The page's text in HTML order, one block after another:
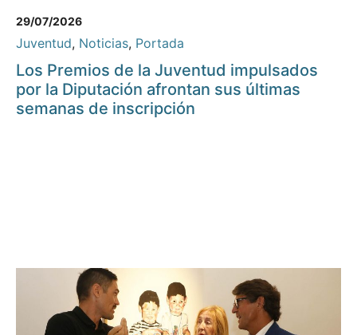
29/07/2026
Juventud, Noticias, Portada
Los Premios de la Juventud impulsados
por la Diputación afrontan sus últimas
semanas de inscripción